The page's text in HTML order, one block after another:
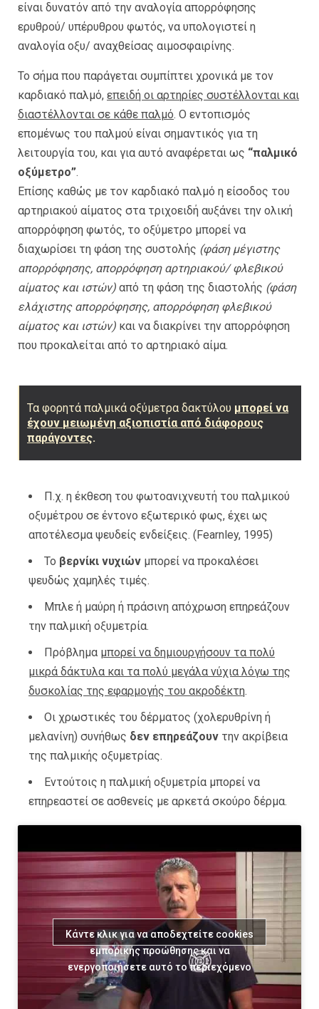
είναι δυνατόν από την αναλογία απορρόφησης
ερυθρού/ υπέρυθρου φωτός, να υπολογιστεί η
αναλογία οξυ/ αναχθείσας αιμοσφαιρίνης.
Το σήμα που παράγεται συμπίπτει χρονικά με τον
καρδιακό παλμό, επειδή οι αρτηρίες συστέλλονται και
διαστέλλονται σε κάθε παλμό. Ο εντοπισμός
επομένως του παλμού είναι σημαντικός για τη
λειτουργία του, και για αυτό αναφέρεται ως “παλμικό
οξύμετρο”.
Επίσης καθώς με τον καρδιακό παλμό η είσοδος του
αρτηριακού αίματος στα τριχοειδή αυξάνει την ολική
απορρόφηση φωτός, το οξύμετρο μπορεί να
διαχωρίσει τη φάση της συστολής (φάση μέγιστης
απορρόφησης, απορρόφηση αρτηριακού/ φλεβικού
αίματος και ιστών) από τη φάση της διαστολής (φάση
ελάχιστης απορρόφησης, απορρόφηση φλεβικού
αίματος και ιστών) και να διακρίνει την απορρόφηση
που προκαλείται από το αρτηριακό αίμα.
Τα φορητά παλμικά οξύμετρα δακτύλου μπορεί να
έχουν μειωμένη αξιοπιστία από διάφορους
παράγοντες.
Π.χ. η έκθεση του φωτοανιχνευτή του παλμικού
οξυµέτρου σε έντονο εξωτερικό φως, έχει ως
αποτέλεσµα ψευδείς ενδείξεις. (Fearnley, 1995)
Το βερνίκι νυχιών µπορεί να προκαλέσει
ψευδώς χαµηλές τιµές.
Μπλε ή µαύρη ή πράσινη απόχρωση επηρεάζουν
την παλµική οξυµετρία.
Πρόβληµα µπορεί να δηµιουργήσουν τα πολύ
µικρά δάκτυλα και τα πολύ µεγάλα νύχια λόγω της
δυσκολίας της εφαρµογής του ακροδέκτη.
Οι χρωστικές του δέρµατος (χολερυθρίνη ή
µελανίνη) συνήθως δεν επηρεάζουν την ακρίβεια
της παλµικής οξυµετρίας.
Εντούτοις η παλµική οξυµετρία µπορεί να
επηρεαστεί σε ασθενείς µε αρκετά σκούρο δέρµα.
Κάντε κλικ για να αποδεχτείτε cookies
εμπορικής προώθησης και να
ενεργοποιήσετε αυτό το περιεχόμενο